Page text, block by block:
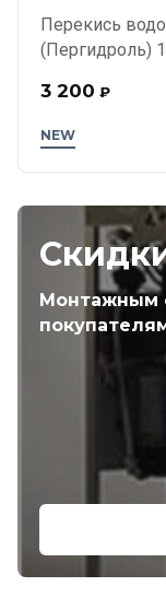
Перекись
(Пергидроль)
NEW
3 200 ₽
Монтажным